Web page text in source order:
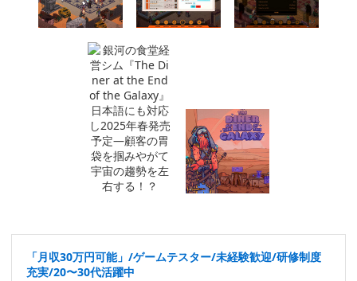
「月収30万円可能」/ゲームテスター/未経験歓迎/研修制度
充実/20〜30代活躍中